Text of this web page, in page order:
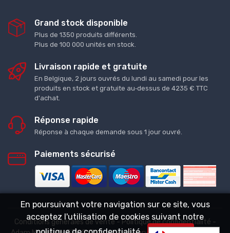
Grand stock disponible
Plus de 1350 produits différents.
Plus de 100 000 unités en stock.
Livraison rapide et gratuite
En Belgique, 2 jours ouvrés du lundi au samedi pour les
produits en stock et gratuite au‑dessus de 4235 € TTC
d'achat.
Réponse rapide
Réponse à chaque demande sous 1 jour ouvré.
Paiements sécurisé
Conditions générales de vente-Politique de confidentialité -
En poursuivant votre navigation sur ce site, vous
acceptez l'utilisation de cookies suivant notre